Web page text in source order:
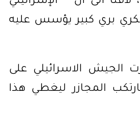
بري كبير يؤسس عليه
الجيش الاسرائيلي على
المجازر ليغطي هذا